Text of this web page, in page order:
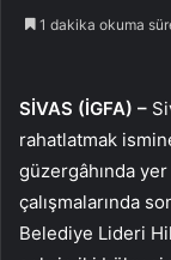
1 dakika okuma
SİVAS (İGFA) –
rahatlatmak
güzergâhında
çalışmalarında
Belediye Lideri